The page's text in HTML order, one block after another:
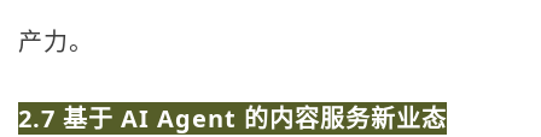
产力。
2.7 基于 AI Agent 的内容服务新业态